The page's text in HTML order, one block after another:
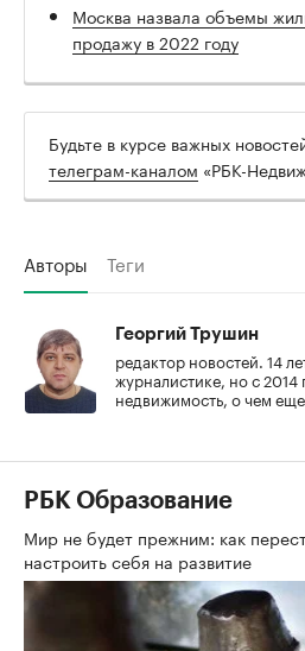
Москва назвала объемы
продажу в 2022 году
Будьте в курсе важных
телеграм-каналом «РБК-
Авторы Теги
Георгий Трушин
редактор новостей. 14
журналистике, но с 2014
недвижимость, о чем
РБК Образование
Мир не будет прежним: как
настроить себя на развитие